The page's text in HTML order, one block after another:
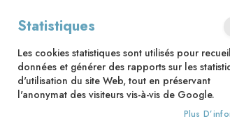
Accès client
Clients enregistrés
Si vous avez un compte, connectez-
Statistiques
Les cookies statistiques sont utilisés pour
données et générer des rapports sur les
d'utilisation du site Web, tout en préservant
l'anonymat des visiteurs vis-à-vis de Google.
Plus